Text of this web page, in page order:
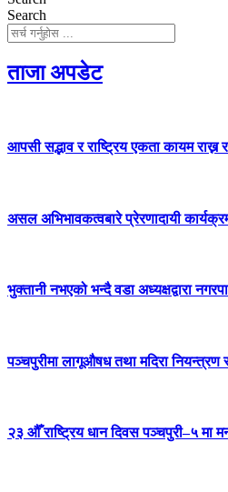
Search
ताजा अपडेट
आपसी सद्भाव र राष्ट्रिय एकता कायम राख्न
असल अभिभावकत्वबारे प्रेरणादायी
भुक्तानी नभएको भन्दै वडा अध्यक्षद्वारा
पञ्चपुरीमा लागूऔषध तथा मदिरा नियन्त्रण
२३ औँ राष्ट्रिय धान दिवस पञ्चपुरी–५ मा